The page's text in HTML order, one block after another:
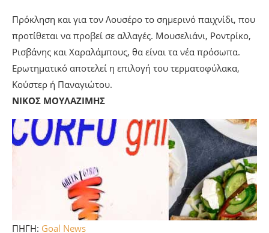
Πρόκληση και για τον Λουσέρο το σημερινό παιχνίδι, που
προτίθεται να προβεί σε αλλαγές. Μουσελιάνι, Ροντρίκο,
Ρισβάνης και Χαραλάμπους, θα είναι τα νέα πρόσωπα.
Ερωτηματικό αποτελεί η επιλογή του τερματοφύλακα,
Κούστερ ή Παναγιώτου.
ΝΙΚΟΣ ΜΟΥΛΑΖΙΜΗΣ
ΠΗΓΗ: Goal News